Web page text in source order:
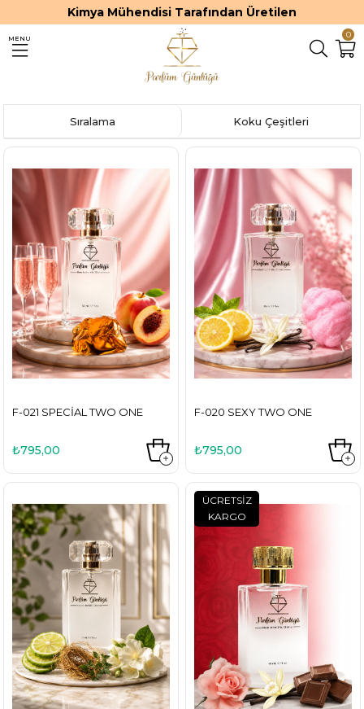
Kimya Mühendisi Tarafından Üretilen
0
MENU
Koku Çeşitleri
Sıralama
F-021 SPECIAL TWO ONE
₺795,00
F-020 SEXY TWO ONE
₺795,00
ÜCRETSIZ
KARGO